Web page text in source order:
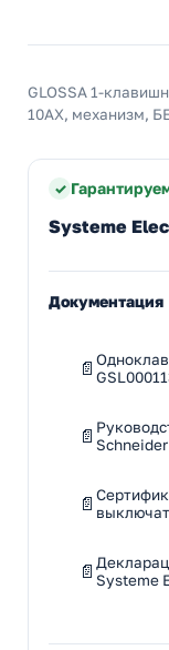
GLOSSA 1-
10АХ, механизм,
Systeme
Документация
Systeme